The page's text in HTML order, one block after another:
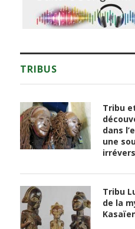
TRIBUS
Tribu
dans
une
Tribu
de la